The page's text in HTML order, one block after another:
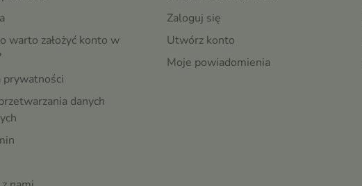
warto założyć konto w
prywatności
danych
Zaloguj się
Utwórz konto
Moje powiadomienia